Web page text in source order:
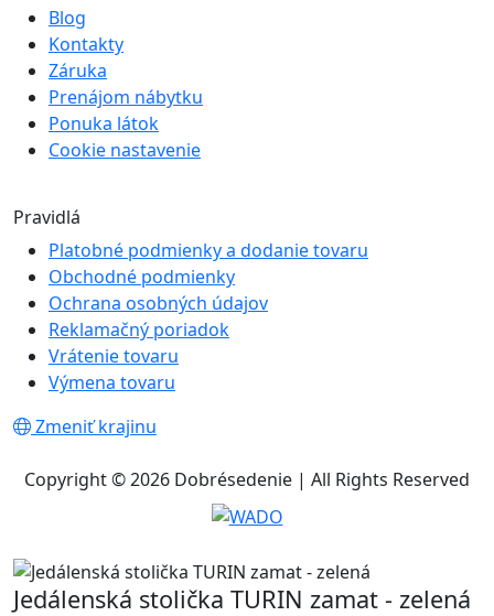
Blog
Kontakty
Záruka
Prenájom nábytku
Ponuka látok
Cookie nastavenie
Pravidlá
Platobné podmienky a dodanie tovaru
Obchodné podmienky
Ochrana osobných údajov
Reklamačný poriadok
Vrátenie tovaru
Výmena tovaru
Zmeniť krajinu
Copyright © 2026 Dobrésedenie | All Rights Reserved
Jedálenská stolička TURIN zamat - zelená